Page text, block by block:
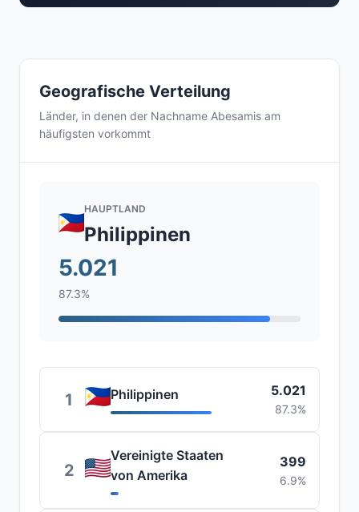
Geografische Verteilung
Länder, in denen der Nachname Abesamis am
häufigsten vorkommt
HAUPTLAND
Philippinen
5.021
87.3%
1 Philippinen 5.021
87.3%
2
Vereinigte Staaten
von Amerika
399
6.9%